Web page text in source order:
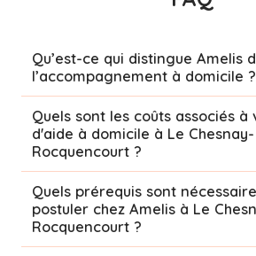
Qu’est-ce qui distingue Amelis
l’accompagnement à domicile ?
Quels sont les coûts associés à
d'aide à domicile à Le Chesnay-
Rocquencourt ?
Quels prérequis sont
postuler chez Amelis à Le
Rocquencourt ?